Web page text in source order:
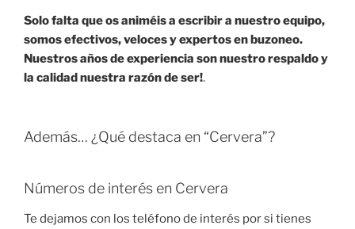
Solo falta que os animéis a escribir a nuestro equipo,
somos efectivos, veloces y expertos en buzoneo.
Nuestros años de experiencia son nuestro respaldo y
la calidad nuestra razón de ser!.
Además… ¿Qué destaca en “Cervera”?
Números de interés en Cervera
Te dejamos con los teléfono de interés por si tienes